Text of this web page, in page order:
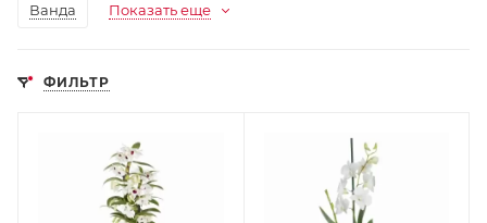
Ванда Показать еще
ФИЛЬТР